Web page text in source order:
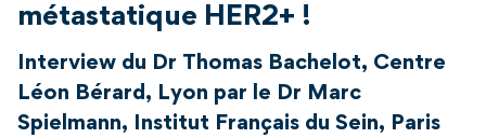
métastatique HER2+ !
Interview du Dr Thomas Bachelot, Centre
Léon Bérard, Lyon par le Dr Marc
Spielmann, Institut Français du Sein, Paris